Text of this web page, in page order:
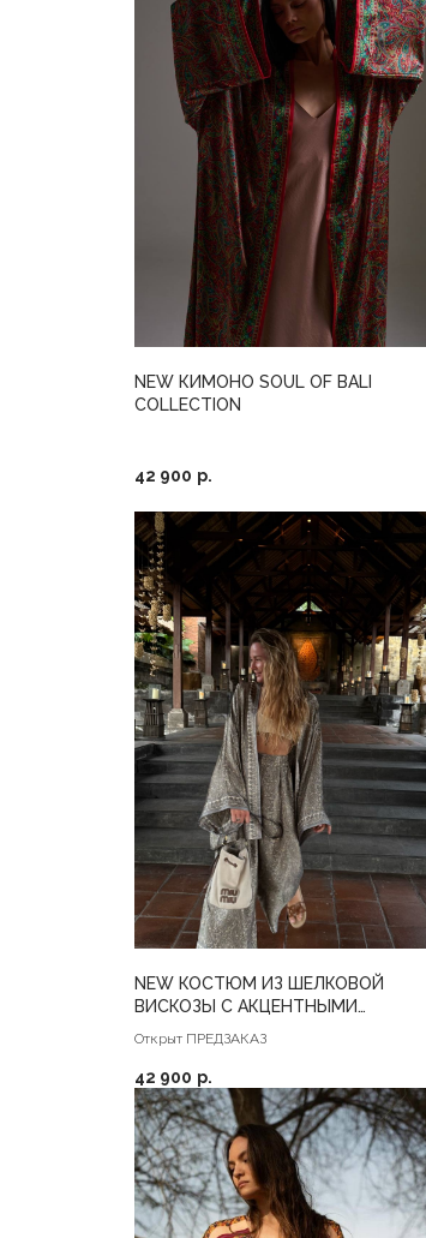
NEW КИМОНО SOUL OF BALI
COLLECTION
42 900 р.
NEW КОСТЮМ ИЗ ШЕЛКОВОЙ
ВИСКОЗЫ С АКЦЕНТНЫМИ
Открыт ПРЕДЗАКАЗ
42 900 р.